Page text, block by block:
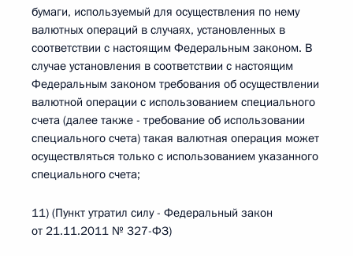
бумаги, используемый для осуществления по нему
валютных операций в случаях, установленных в
соответствии с настоящим Федеральным законом. В
случае установления в соответствии с настоящим
Федеральным законом требования об осуществлении
валютной операции с использованием специального
счета (далее также - требование об использовании
специального счета) такая валютная операция может
осуществляться только с использованием указанного
специального счета;
11) (Пункт утратил силу - Федеральный закон
от 21.11.2011 № 327-ФЗ)